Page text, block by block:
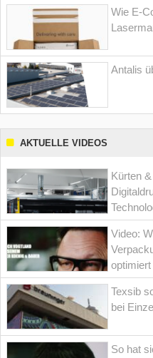
Wie E-
Antalis
AKTUELLE VIDEOS
Kürten
Video:
optimiert
Texsib
bei
So hat